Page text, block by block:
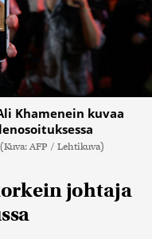
Khamenein kuvaa
(Kuva: AFP / Lehtikuva)
johtaja